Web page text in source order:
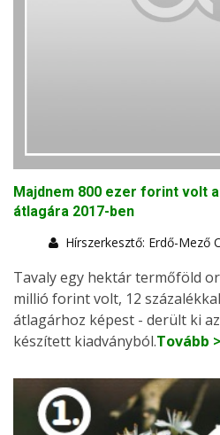
Majdnem 800 ezer forint volt
átlagára 2017-ben
Hírszerkesztő: Erdő-Mező
Tavaly egy hektár termőföld
millió forint volt, 12
átlagárhoz képest - derült ki
készített kiadványból.Tovább